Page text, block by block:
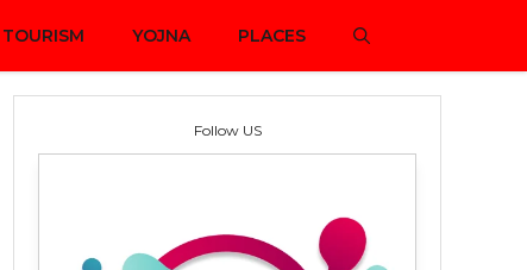
TOURISM YOJNA PLACES
Follow US